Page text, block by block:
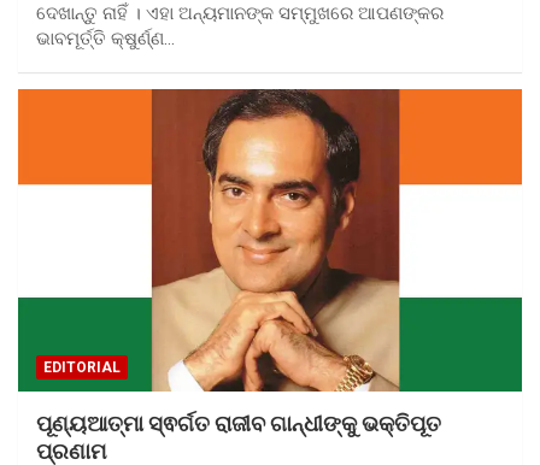
ଦେଖାନ୍ତୁ ନାହିଁ । ଏହା ଅନ୍ୟମାନଙ୍କ ସମ୍ମୁଖରେ ଆପଣଙ୍କର
ଭାବମୂର୍ତ୍ତି କ୍ଷୁର୍ଣ୍ଣ…
EDITORIAL
ପୂଣ୍ୟଆତ୍ମା ସ୍ଵର୍ଗତ ରାଜୀବ ଗାନ୍ଧୀଙ୍କୁ ଭକ୍ତିପୂତ
ପ୍ରଣାମ